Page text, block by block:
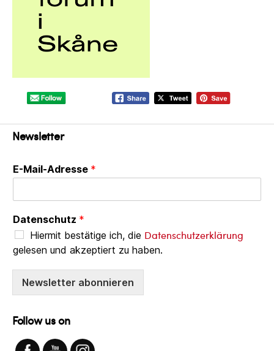
Newsletter
E-Mail-Adresse *
Datenschutz *
Hiermit bestätige ich, die Datenschutzerklärung
gelesen und akzeptiert zu haben.
Newsletter abonnieren
Follow us on